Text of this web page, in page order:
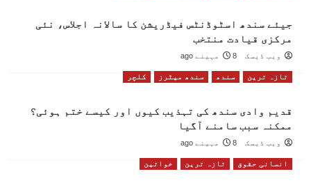
جیئے سندھ اسٹوڈنٹس فیڈریشن کا سالانہ اجلاس، نئی
مرکزی قیادت منتخب
ویب ڈیسک 8 مہینے ago
تازہ ترین سندھ سندھ میٹرز کلچر
قدیم وادی سندھ کی تہذیب کیوں اور کیسے ختم ہوئی؟
ممکنہ سبب سامنے آگیا
ویب ڈیسک 8 مہینے ago
انسانی حقوق تازہ ترین خواتین